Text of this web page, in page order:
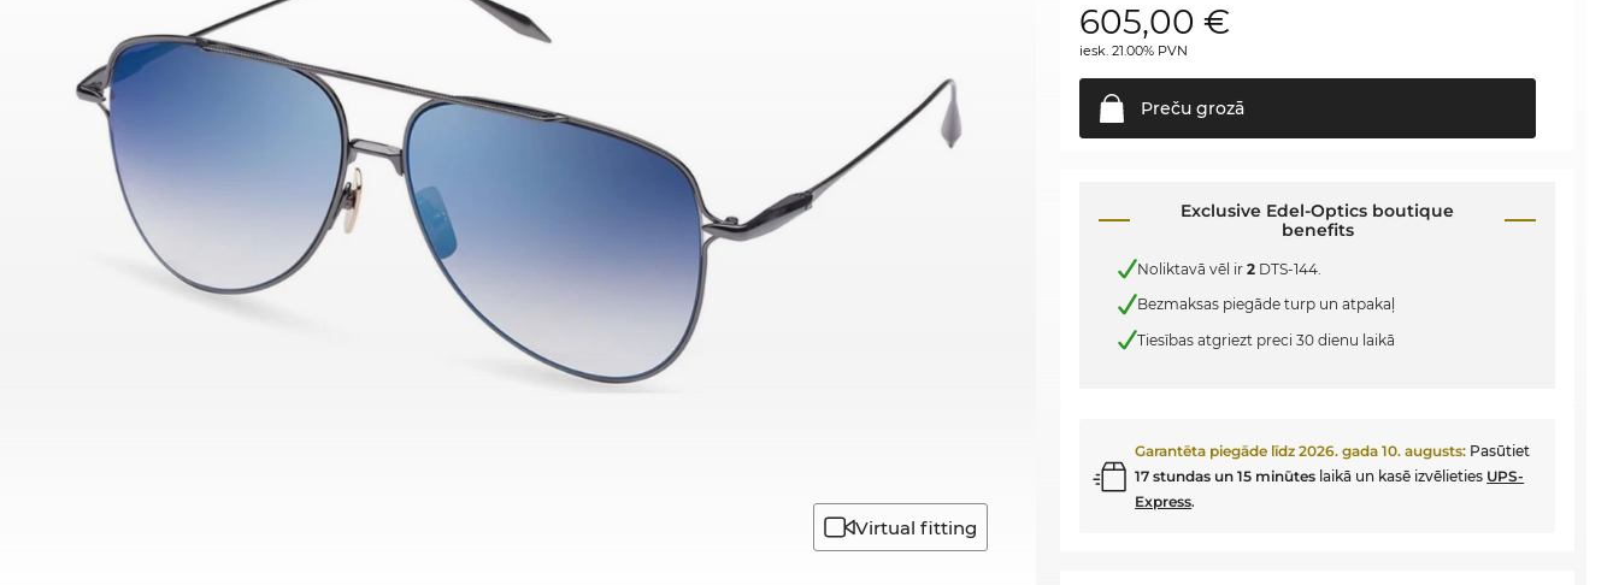
Virtual fitting
605,00 €
iesk. 21.00% PVN
Preču grozā
Exclusive Edel-Optics boutique
benefits
Noliktavā vēl ir2 DTS-144.
Bezmaksas piegāde turp un atpakaļ
Tiesības atgriezt preci 30 dienu laikā
Garantēta piegāde līdz2026. gada 10. augusts: Pasūtiet
17 stundas un 15 minūtes laikā un kasē izvēlieties UPS-
Express.